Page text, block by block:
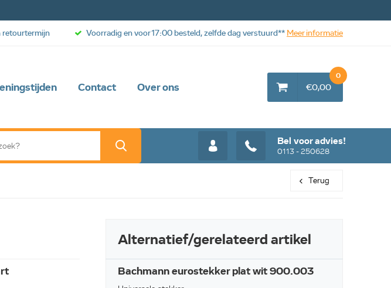
Contact Over ons
Bel voor advies!
0113 - 250628
€0,00
0
retourtermijn Voorradig en voor 17:00 besteld, zelfde dag verstuurd** Meer informatie
Terug
Alternatief/gerelateerd artikel
Bachmann eurostekker plat wit 900.003